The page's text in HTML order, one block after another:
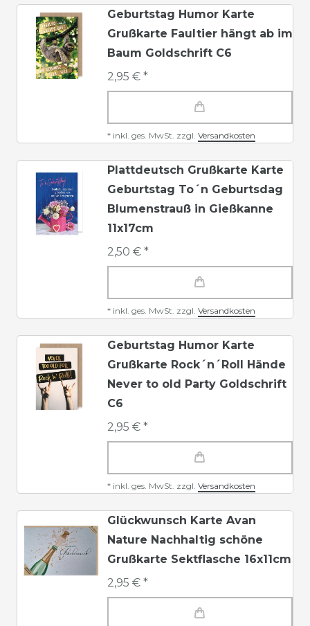
Geburtstag Humor Karte
Grußkarte Faultier hängt ab im
Baum Goldschrift C6
2,95 € *
* inkl. ges. MwSt. zzgl. Versandkosten
Plattdeutsch Grußkarte Karte
Geburtstag To´n Geburtsdag
Blumenstrauß in Gießkanne
11x17cm
2,50 € *
* inkl. ges. MwSt. zzgl. Versandkosten
Geburtstag Humor Karte
Grußkarte Rock´n´Roll Hände
Never to old Party Goldschrift
C6
2,95 € *
* inkl. ges. MwSt. zzgl. Versandkosten
Glückwunsch Karte Avan
Nature Nachhaltig schöne
Grußkarte Sektflasche 16x11cm
2,95 € *